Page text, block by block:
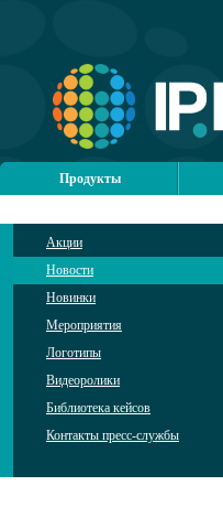
Продукты
Акции
Новости
Новинки
Мероприятия
Логотипы
Видеоролики
Библиотека кейсов
Контакты пресс-службы